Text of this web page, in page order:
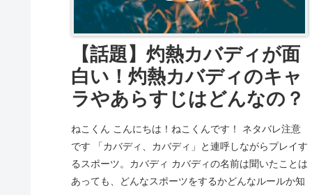
【話題】灼熱カバディが面
白い！灼熱カバディのキャ
ラやあらすじはどんなの？
ねこくん こんにちは！ねこくんです！ ネタバレ注意
です 「カバディ、カバディ」と連呼しながらプレイす
るスポーツ。カバディ カバディの名前は聞いたことは
あっても、どんなスポーツをするかどんなルールか知